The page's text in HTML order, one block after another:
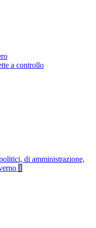
a controllo
di amministrazione,
1